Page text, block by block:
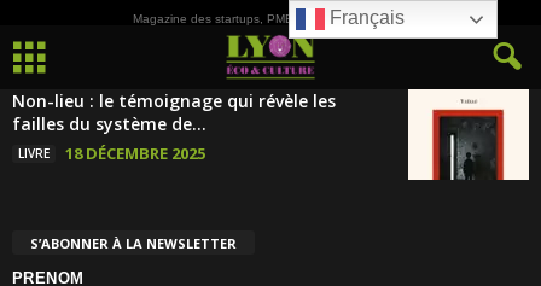
Magazine des startups, PME, ETI et de la Culture
Non-lieu : le témoignage qui révèle les
failles du système de...
LIVRE 18 DÉCEMBRE 2025
S’ABONNER À LA NEWSLETTER
PRENOM
Français